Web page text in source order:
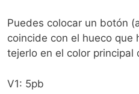
Puedes colocar un botón
coincide con el hueco que
tejerlo en el color principal
V1: 5pb